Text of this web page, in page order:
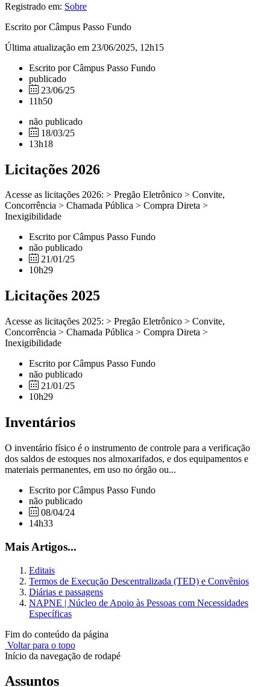
Registrado em: Sobre
Escrito por Câmpus Passo Fundo
Última atualização em 23/06/2025, 12h15
Escrito por Câmpus Passo Fundo
publicado
23/06/25
11h50
não publicado
18/03/25
13h18
Licitações 2026
Acesse as licitações 2026: > Pregão Eletrônico > Convite,
Concorrência > Chamada Pública > Compra Direta >
Inexigibilidade
Escrito por Câmpus Passo Fundo
não publicado
21/01/25
10h29
Licitações 2025
Acesse as licitações 2025: > Pregão Eletrônico > Convite,
Concorrência > Chamada Pública > Compra Direta >
Inexigibilidade
Escrito por Câmpus Passo Fundo
não publicado
21/01/25
10h29
Inventários
O inventário físico é o instrumento de controle para a verificação
dos saldos de estoques nos almoxarifados, e dos equipamentos e
materiais permanentes, em uso no órgão ou...
Escrito por Câmpus Passo Fundo
não publicado
08/04/24
14h33
Mais Artigos...
Editais
Termos de Execução Descentralizada (TED) e Convênios
Diárias e passagens
NAPNE | Núcleo de Apoio às Pessoas com Necessidades
Específicas
Fim do conteúdo da página
Voltar para o topo
Início da navegação de rodapé
Assuntos